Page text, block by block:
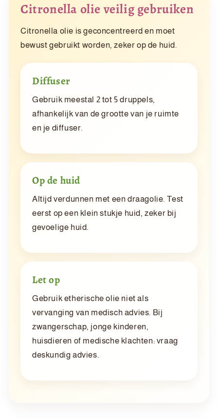
Citronella olie veilig gebruiken
Citronella olie is geconcentreerd en moet
bewust gebruikt worden, zeker op de huid.
Diffuser
Gebruik meestal 2 tot 5 druppels,
afhankelijk van de grootte van je ruimte
en je diffuser.
Op de huid
Altijd verdunnen met een draagolie. Test
eerst op een klein stukje huid, zeker bij
gevoelige huid.
Let op
Gebruik etherische olie niet als
vervanging van medisch advies. Bij
zwangerschap, jonge kinderen,
huisdieren of medische klachten: vraag
deskundig advies.